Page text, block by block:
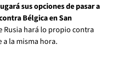
sus opciones de pasar a
Bélgica en San
Rusia hará lo propio contra
a la misma hora.